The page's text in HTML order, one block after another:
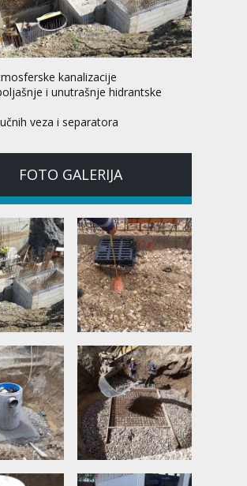
kanalizacije
i unutrašnje hidrantske
veza i separatora
FOTO GALERIJA